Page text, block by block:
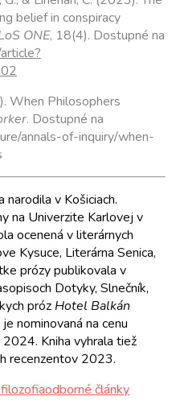
belief in conspiracy
ONE, 18(4). Dostupné na
When Philosophers
. Dostupné na
annals-of-inquiry/when-
narodila v Košiciach.
na Univerzite Karlovej v
ocenená v literárnych
Kysuce, Literárna Senica,
prózy publikovala v
Dotyky, Slnečník,
próz Hotel Balkán
nominovaná na cenu
Kniha vyhrala tiež
recenzentov 2023.
filozofiaodborné články